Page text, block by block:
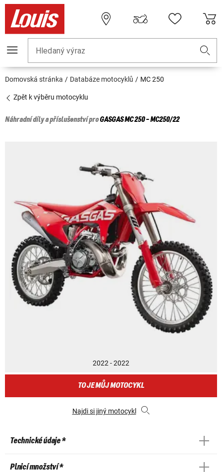
Hledaný výraz
Domovská stránka Databáze motocyklů MC 250
Zpět k výběru motocyklu
Náhradní díly a příslušenství proGASGASMC 250 - MC250/22
2022 - 2022
TO JE MŮJ MOTOCYKL
Najdi si jiný motocykl
Technické údaje *
Plnicí množství *